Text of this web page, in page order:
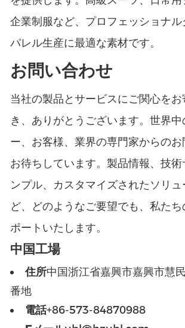
企業制服など、プロフェッショナ
パレル生産に最適な素材です。
お問い合わせ
当社の製品とサービスにご関心を
き、ありがとうございます。世界
ー、お客様、業界の専門家からのお
お待ちしています。製品情報、技
ンプル、カスタマイズされたソリ
ど、どのようなご要望でも、私た
ポートいたします。
中国工場
住所中国浙江省嘉興市嘉興市慧
番地
電話+86-573-84870988